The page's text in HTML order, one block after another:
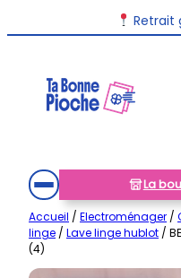
au
Retrait
La
Accueil / Electroménager /
linge / Lave linge hublot /
(4)